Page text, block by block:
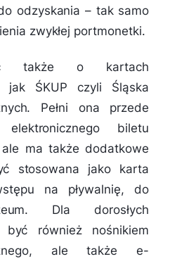
odzyskania – tak samo
zwykłej portmonetki.
także o kartach
jak ŚKUP czyli Śląska
Pełni ona przede
biletu
ma także dodatkowe
stosowana jako karta
na pływalnię, do
Dla dorosłych
być również nośnikiem
ale także e-